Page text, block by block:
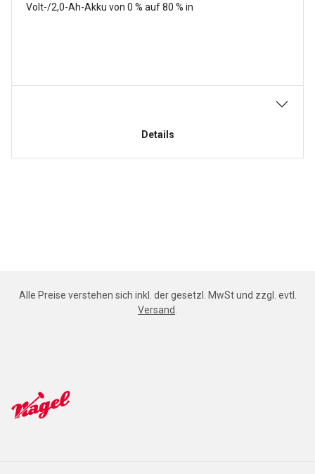
Volt-/2,0-Ah-Akku von 0 % auf 80 % in
Details
Alle Preise verstehen sich inkl. der gesetzl. MwSt und zzgl. evtl.
Versand